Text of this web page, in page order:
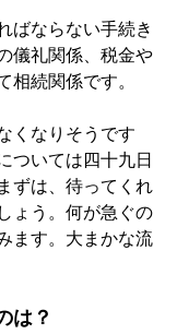
ばならない手続き
儀礼関係、税金や
相続関係です。
くなりそうです
ついては四十九日
ずは、待ってくれ
ょう。何が急ぐの
ます。大まかな流
は？